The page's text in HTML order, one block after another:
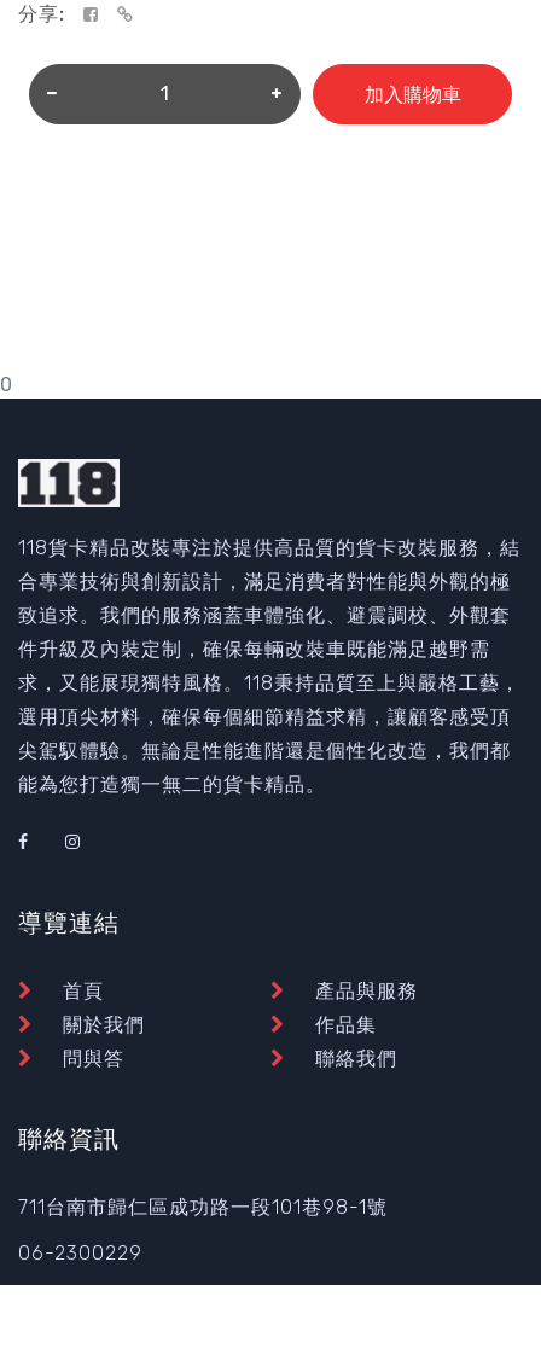
分享:
加入購物車
0
118貨卡精品改裝專注於提供高品質的貨卡改裝服務，結
合專業技術與創新設計，滿足消費者對性能與外觀的極
致追求。我們的服務涵蓋車體強化、避震調校、外觀套
件升級及內裝定制，確保每輛改裝車既能滿足越野需
求，又能展現獨特風格。118秉持品質至上與嚴格工藝，
選用頂尖材料，確保每個細節精益求精，讓顧客感受頂
尖駕馭體驗。無論是性能進階還是個性化改造，我們都
能為您打造獨一無二的貨卡精品。
導覽連結
首頁
產品與服務
關於我們
作品集
問與答
聯絡我們
聯絡資訊
711台南市歸仁區成功路一段101巷98-1號
06-2300229